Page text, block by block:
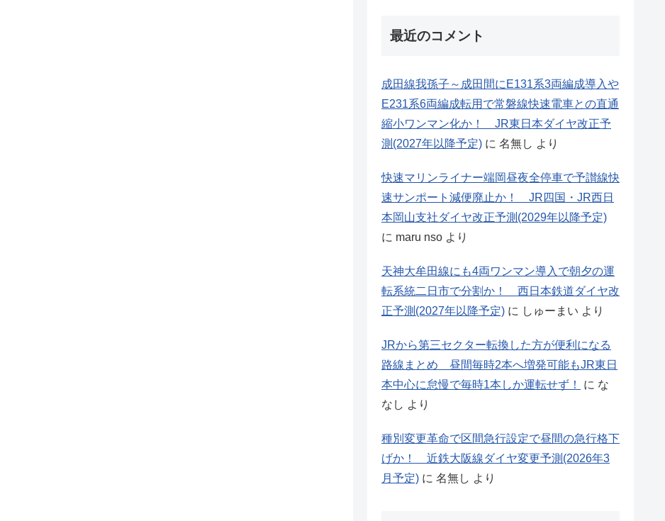
最近のコメント
成田線我孫子～成田間にE131系3両編成導入や
E231系6両編成転用で常磐線快速電車との直通
縮小ワンマン化か！ JR東日本ダイヤ改正予
測(2027年以降予定) に 名無し より
快速マリンライナー端岡昼夜全停車で予讃線快
速サンポート減便廃止か！ JR四国・JR西日
本岡山支社ダイヤ改正予測(2029年以降予定)
に maru nso より
天神大牟田線にも4両ワンマン導入で朝夕の運
転系統二日市で分割か！ 西日本鉄道ダイヤ改
正予測(2027年以降予定) に しゅーまい より
JRから第三セクター転換した方が便利になる
路線まとめ 昼間毎時2本へ増発可能もJR東日
本中心に怠慢で毎時1本しか運転せず！
に な
なし より
種別変更革命で区間急行設定で昼間の急行格下
げか！ 近鉄大阪線ダイヤ変更予測(2026年3
月予定) に 名無し より